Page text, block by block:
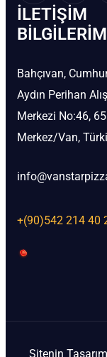
İLETIŞIM
Bahçıvan,
Aydın Perihan
Merkezi No:46,
Merkez/Van,
+(90)542 214 40
Sitenin